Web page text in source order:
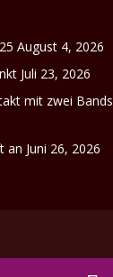
August 4, 2026
Juli 23, 2026
mit zwei Bands
an Juni 26, 2026